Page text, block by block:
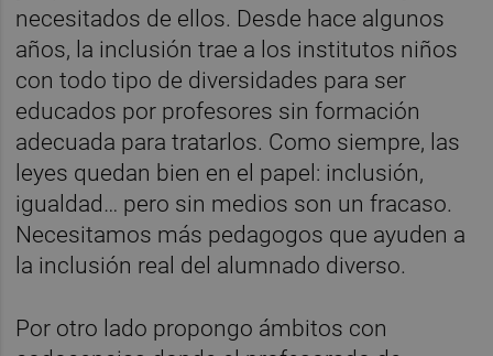
necesitados de ellos. Desde hace algunos
años, la inclusión trae a los institutos niños
con todo tipo de diversidades para ser
educados por profesores sin formación
adecuada para tratarlos. Como siempre, las
leyes quedan bien en el papel: inclusión,
igualdad… pero sin medios son un fracaso.
Necesitamos más pedagogos que ayuden a
la inclusión real del alumnado diverso.
Por otro lado propongo ámbitos con